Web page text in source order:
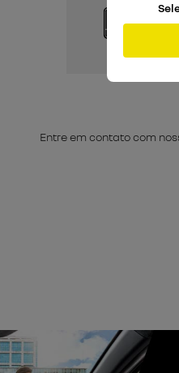
Táxis e
Entre em contato com